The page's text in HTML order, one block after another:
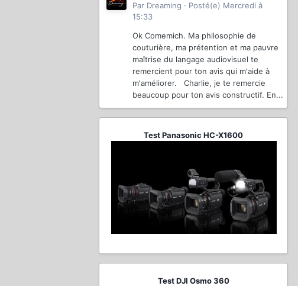
Par Dreaming · Posté(e) Mercredi à
15:33
Ok Comemich. Ma philosophie de
couturière, ma prétention et ma pauvre
maîtrise du langage audiovisuel te
remercient pour ton avis qui m'aide à
m'améliorer. Charlie, je te remercie
beaucoup pour ton avis constructif. En...
Test Panasonic HC-X1600
Test DJI Osmo 360